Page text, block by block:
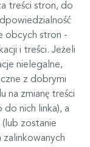
treści stron, do
obcych stron -
i treści. Jeżeli
nielegalne,
z dobrymi
na zmianę treści
do nich linka), a
(lub zostanie